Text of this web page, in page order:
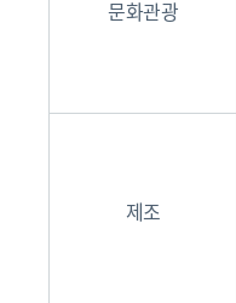
문화관광
제조